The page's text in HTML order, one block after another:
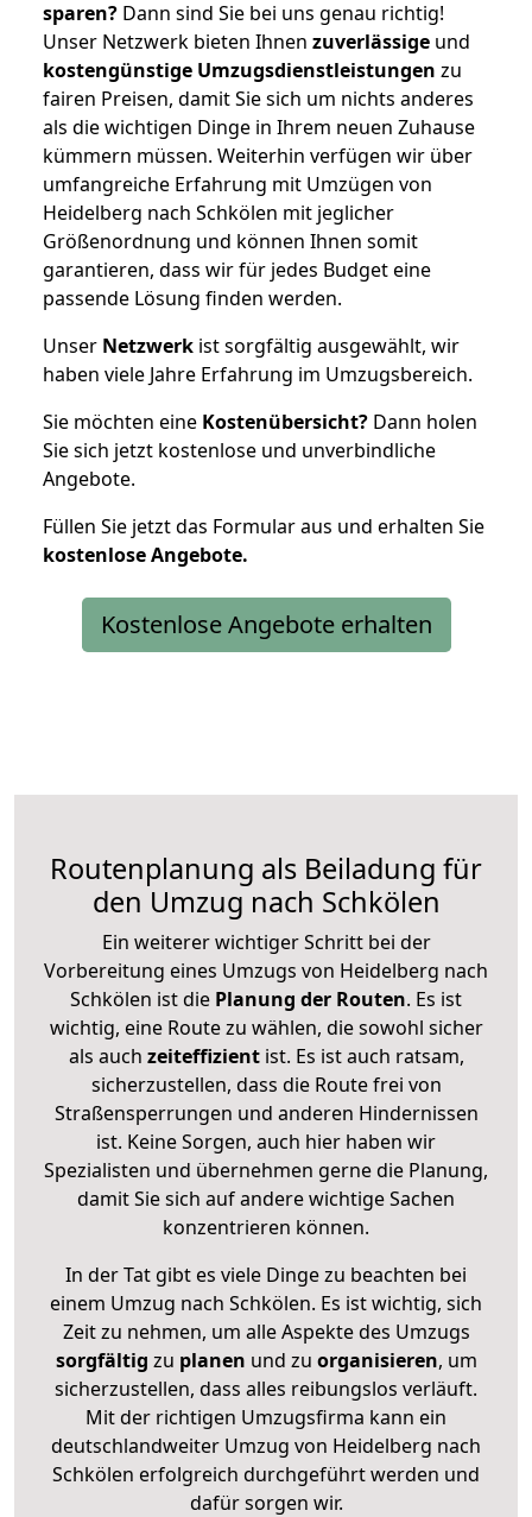
sparen? Dann sind Sie bei uns genau richtig!
Unser Netzwerk bieten Ihnen zuverlässige und
kostengünstige Umzugsdienstleistungen zu
fairen Preisen, damit Sie sich um nichts anderes
als die wichtigen Dinge in Ihrem neuen Zuhause
kümmern müssen. Weiterhin verfügen wir über
umfangreiche Erfahrung mit Umzügen von
Heidelberg nach Schkölen mit jeglicher
Größenordnung und können Ihnen somit
garantieren, dass wir für jedes Budget eine
passende Lösung finden werden.
Unser Netzwerk ist sorgfältig ausgewählt, wir
haben viele Jahre Erfahrung im Umzugsbereich.
Sie möchten eine Kostenübersicht? Dann holen
Sie sich jetzt kostenlose und unverbindliche
Angebote.
Füllen Sie jetzt das Formular aus und erhalten Sie
kostenloseAngebote.
Kostenlose Angebote erhalten
Routenplanung als Beiladung für
den Umzug nach Schkölen
Ein weiterer wichtiger Schritt bei der
Vorbereitung eines Umzugs von Heidelberg nach
Schkölen ist die Planung der Routen. Es ist
wichtig, eine Route zu wählen, die sowohl sicher
als auch zeiteffizientist. Es ist auch ratsam,
sicherzustellen, dass die Route frei von
Straßensperrungen und anderen Hindernissen
ist. Keine Sorgen, auch hier haben wir
Spezialisten und übernehmen gerne die Planung,
damit Sie sich auf andere wichtige Sachen
konzentrieren können.
In der Tat gibt es viele Dinge zu beachten bei
einem Umzug nach Schkölen. Es ist wichtig, sich
Zeit zu nehmen, um alle Aspekte des Umzugs
sorgfältig zu planen und zu organisieren, um
sicherzustellen, dass alles reibungslos verläuft.
Mit der richtigen Umzugsfirma kann ein
deutschlandweiter Umzug von Heidelberg nach
Schkölen erfolgreich durchgeführt werden und
dafür sorgen wir.